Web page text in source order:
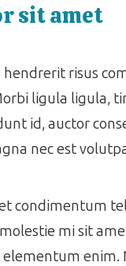
sit amet
risus
ligula ligula,
id, auctor
nec est
condimentum
mi sit
enim.